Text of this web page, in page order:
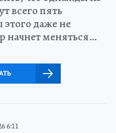
всего пять
даже не
начнет меняться…
6:11